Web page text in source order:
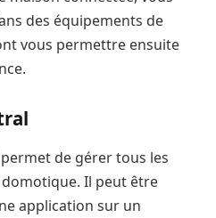
des équipements de
vous permettre ensuite
permet de gérer tous les
Il peut être
application sur un